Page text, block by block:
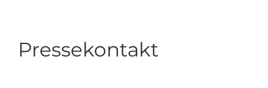
Pressekontakt